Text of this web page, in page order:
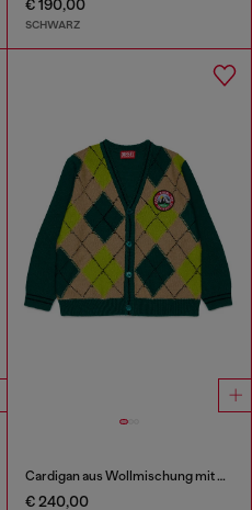
€ 190,00
SCHWARZ
Cardigan aus Wollmischung mit Argyle-Muster
€ 240,00